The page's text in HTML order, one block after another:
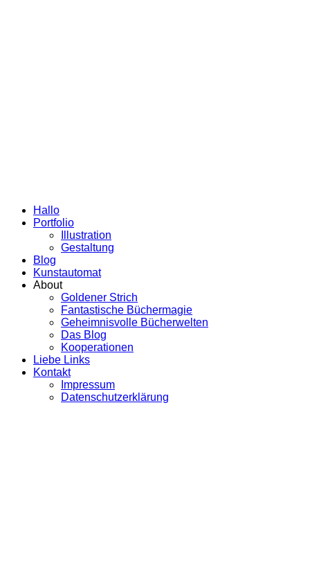
Hallo
Portfolio
Illustration
Gestaltung
Blog
Kunstautomat
About
Goldener Strich
Fantastische Büchermagie
Geheimnisvolle Bücherwelten
Das Blog
Kooperationen
Liebe Links
Kontakt
Impressum
Datenschutzerklärung